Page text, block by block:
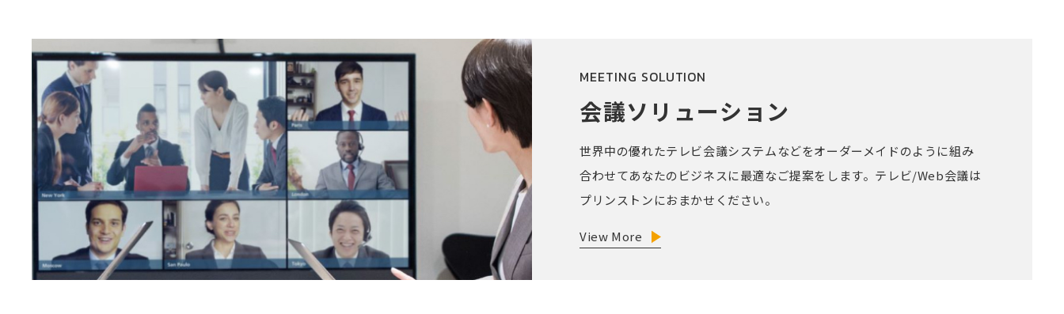
MEETING SOLUTION
会議ソリューション
世界中の優れたテレビ会議システムなどをオーダーメイドのように組み
合わせてあなたのビジネスに最適なご提案をします。テレビ/Web会議は
プリンストンにおまかせください。
View More